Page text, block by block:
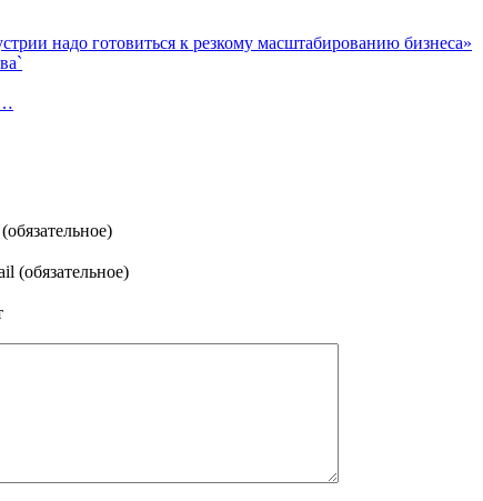
надо готовиться к резкому масштабированию бизнеса»
(обязательное)